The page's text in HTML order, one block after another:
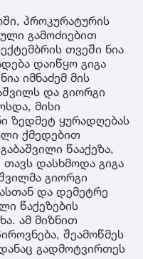
პროკურატურის
გამოძიებით
თვეში ნია
დაიწყო გიგა
იმნაძემ მის
და გიორგი
მისი
ზედმეტ ყურადღებას
ქმედებით
წააქეზა,
დასხმოდა გიგა
გიორგი
და დემეტრე
წაქეზების
ამ მიზნით
შეამოწმეს
გადმოტვირთეს